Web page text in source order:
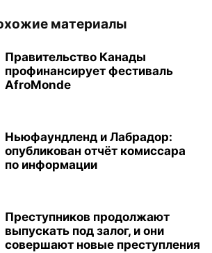
материалы
Правительство Канады
профинансирует фестиваль
AfroMonde
Ньюфаундленд и Лабрадор:
опубликован отчёт комиссара
по информации
Преступников продолжают
выпускать под залог, и они
совершают новые преступления